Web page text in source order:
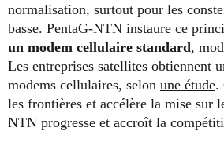
normalisation, surtout pour les
basse. PentaG-NTN instaure ce
un modem cellulaire standard,
Les entreprises satellites obtiennent
modems cellulaires, selon une étude.
les frontières et accélère la mise sur
NTN progresse et accroît la